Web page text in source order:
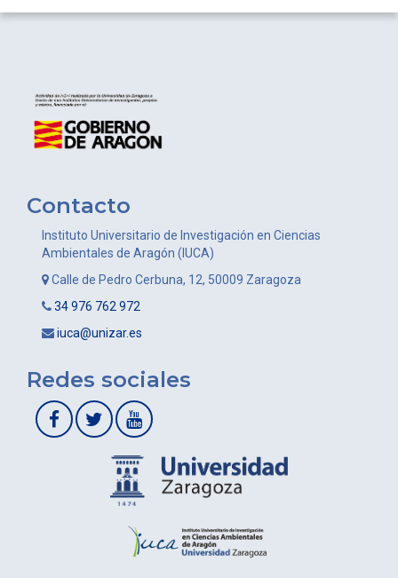
Contacto
Instituto Universitario de Investigación en Ciencias
Ambientales de Aragón (IUCA)
Calle de Pedro Cerbuna, 12, 50009 Zaragoza
34 976 762 972
iuca@unizar.es
Redes sociales